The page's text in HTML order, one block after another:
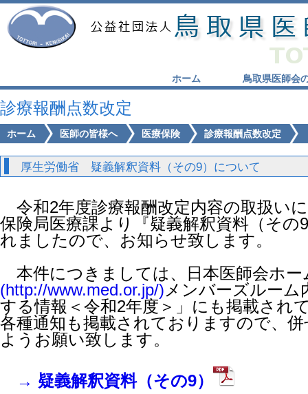
ホーム 鳥取県医師会
診療報酬点数改定
ホーム 医師の皆様へ 医療保険 診療報酬点数改定
厚生労働省 疑義解釈資料（その9）について
令和2年度診療報酬改定内容の取扱い
保険局医療課より『疑義解釈資料（そ
れましたので、お知らせ致します。
本件につきましては、日本医師会ホー
(http://www.med.or.jp/) メンバーズルーム
する情報＜令和2年度＞」にも掲載され
各種通知も掲載されておりますので、
ようお願い致します。
→ 疑義解釈資料（その9）